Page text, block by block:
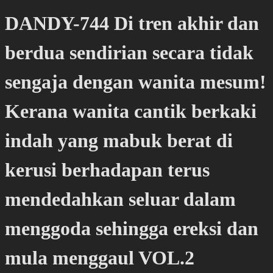
DANDY-744 Di tren akhir dan
berdua sendirian secara tidak
sengaja dengan wanita mesum!
Kerana wanita cantik berkaki
indah yang mabuk berat di
kerusi berhadapan terus
mendedahkan seluar dalam
menggoda sehingga ereksi dan
mula menggaul VOL.2